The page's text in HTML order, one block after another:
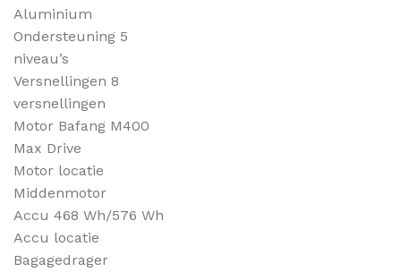
Aluminium
Ondersteuning 5
niveau’s
Versnellingen 8
versnellingen
Motor Bafang M400
Max Drive
Motor locatie
Middenmotor
Accu 468 Wh/576 Wh
Accu locatie
Bagagedrager